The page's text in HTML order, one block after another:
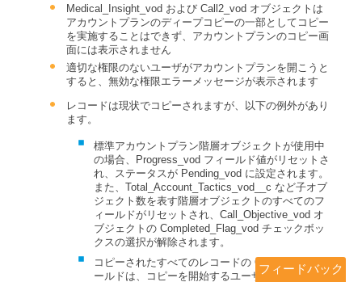
Medical_Insight_vod および Call2_vod オブジェクトは
アカウントプランのディープコピーの一部としてコピー
を実施することはできず、アカウントプランのコピー画
面には表示されません
適切な権限のないユーザがアカウントプランを開こうと
すると、無効な権限エラーメッセージが表示されます
レコードは現状でコピーされますが、以下の例外があり
ます。
標準アカウントプラン階層オブジェクトが使用中
の場合、Progress_vod フィールド値がリセットさ
れ、ステータスが Pending_vod に設定されます。
また、Total_Account_Tactics_vod__c など子オブ
ジェクト数を表す階層オブジェクトのすべてのフ
ィールドがリセットされ、Call_Objective_vod オ
ブジェクトの Completed_Flag_vod チェックボッ
クスの選択が解除されます。
コピーされたすべてのレコードの Owner_vod フィ
ールドは、コピーを開始するユーザに設定されま
フィードバック